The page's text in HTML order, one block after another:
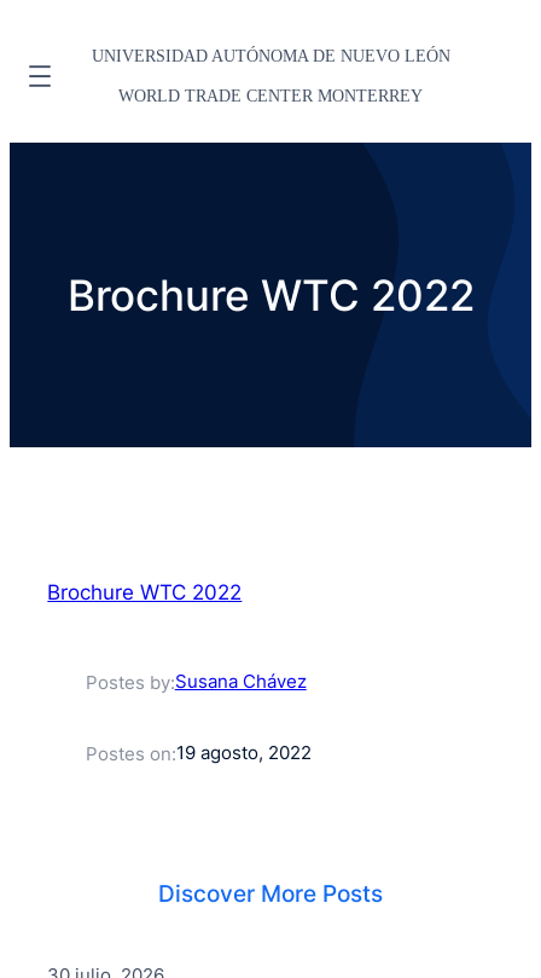
UNIVERSIDAD AUTÓNOMA DE NUEVO LEÓN
WORLD TRADE CENTER MONTERREY
Brochure WTC 2022
Brochure WTC 2022
Postes by:Susana Chávez
Postes on:19 agosto, 2022
Discover More Posts